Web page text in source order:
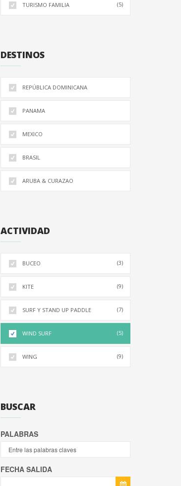
TURISMO FAMILIA (5)
DESTINOS
REPÚBLICA DOMINICANA
PANAMA
MEXICO
BRASIL
ARUBA & CURAZAO
ACTIVIDAD
BUCEO (3)
KITE (9)
SURF Y STAND UP PADDLE (7)
WIND SURF (5)
WING (9)
BUSCAR
PALABRAS
FECHA SALIDA